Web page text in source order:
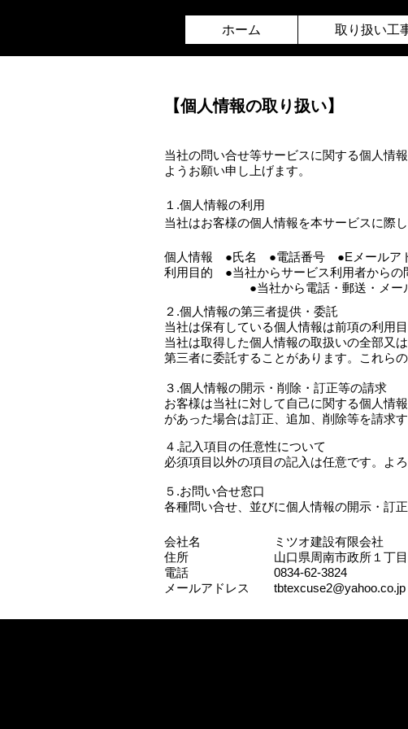
ホーム 取り扱い工
【個人情報の取り扱い】
当社の問い合せ等サービスに関する個人情
ようお願い申し上げます。
１.個人情報の利用
当社はお客様の個人情報を本サービスに際
個人情報 ●氏名 ●電話番号 ●Eメールア
利用目的 ●当社からサービス利用者からの
●当社から電話・郵送・メール・
２.個人情報の第三者提供・委託
当社は保有している個人情報は前項の利用
当社は取得した個人情報の取扱いの全部又
第三者に委託することがあります。これら
３.個人情報の開示・削除・訂正等の請求
お客様は当社に対して自己に関する個人情
があった場合は訂正、追加、削除等を請求
４.記入項目の任意性について
必須項目以外の項目の記入は任意です。よ
５.お問い合せ窓口
各種問い合せ、並びに個人情報の開示・訂
会社名 ミツオ建設有限会社
住所 山口県周南市政所１丁目１
電話 0834-62-3824
メールアドレス tbtexcuse2@yahoo.co.jp